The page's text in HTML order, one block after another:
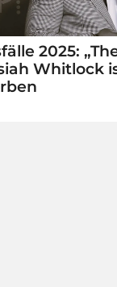
2025:
Whitlock